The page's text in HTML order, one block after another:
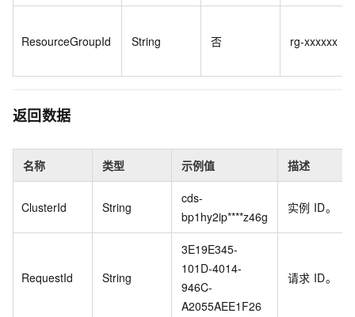
ResourceGroupId String 否 rg-xxxxxx
返回数据
名称 类型 示例值 描述
ClusterId String
cds-
bp1hy2ip****z46g
实例 ID。
RequestId String
3E19E345-
101D-4014-
946C-
A2055AEE1F26
请求 ID。